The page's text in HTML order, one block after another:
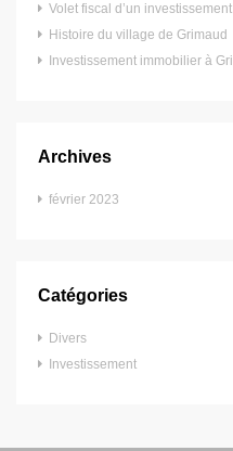
Volet fiscal d’un
Histoire du village de Grimaud
Investissement immobilier à
Archives
février 2023
Catégories
Divers
Investissement